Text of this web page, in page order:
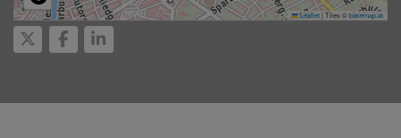
Leaflet|Tiles ©basemap.at